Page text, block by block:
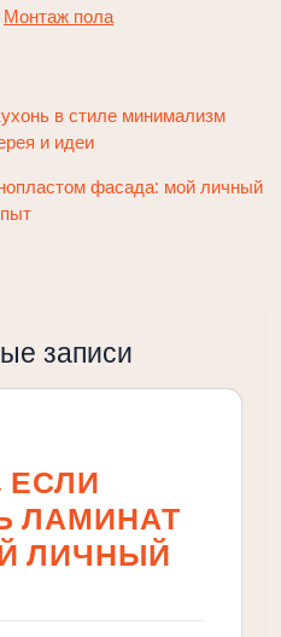
Монтаж пола
в стиле минимализм
и идеи
фасада: мой личный
записи
ЕСЛИ
ЛАМИНАТ
ЛИЧНЫЙ